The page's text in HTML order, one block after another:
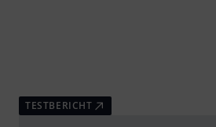
TESTBERICHT